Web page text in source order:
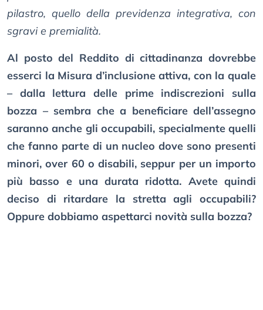
pilastro, quello della previdenza integrativa, con
sgravi e premialità.
Al posto del Reddito di cittadinanza dovrebbe
esserci la Misura d’inclusione attiva, con la quale
– dalla lettura delle prime indiscrezioni sulla
bozza – sembra che a beneficiare dell’assegno
saranno anche gli occupabili, specialmente quelli
che fanno parte di un nucleo dove sono presenti
minori, over 60 o disabili, seppur per un importo
più basso e una durata ridotta. Avete quindi
deciso di ritardare la stretta agli occupabili?
Oppure dobbiamo aspettarci novità sulla bozza?